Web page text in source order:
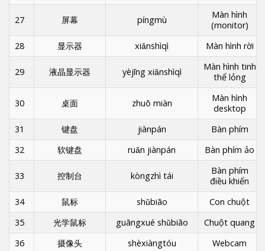
27 屏幕 píngmù
Màn hình
(monitor)
28
显示器 xiǎnshìqì Màn hình rời
29 液晶显示器 yèjīng xiǎnshìqì
Màn hình tinh
thể lỏng
30 桌面 zhuō miàn
Màn hình
desktop
31
键盘 jiànpán
Bàn phím
32
软键盘 ruǎn jiànpán Bàn phím ảo
33 控制台 kòngzhì tái
Bàn phím
điều khiển
34
鼠标 shǔbiāo
Con chuột
35
光学鼠标 guāngxué shǔbiāo
Chuột quang
36
摄像头 shèxiàngtóu Webcam